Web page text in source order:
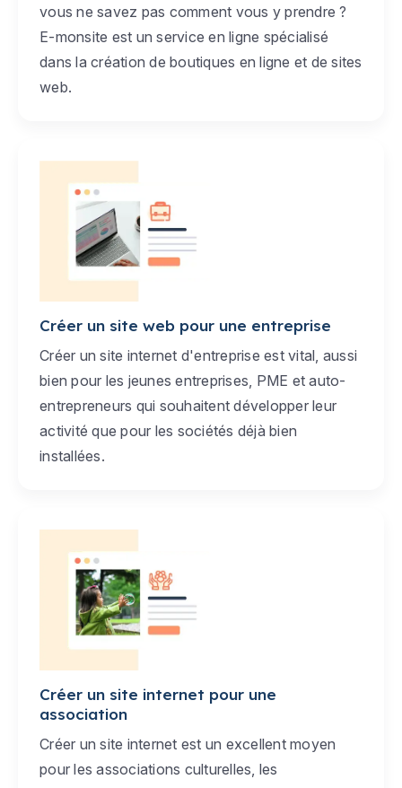
vous ne savez pas comment vous y prendre ?
E-monsite est un service en ligne spécialisé
dans la création de boutiques en ligne et de sites
web.
Créer un site web pour une entreprise
Créer un site internet d'entreprise est vital, aussi
bien pour les jeunes entreprises, PME et auto-
entrepreneurs qui souhaitent développer leur
activité que pour les sociétés déjà bien
installées.
Créer un site internet pour une
association
Créer un site internet est un excellent moyen
pour les associations culturelles, les